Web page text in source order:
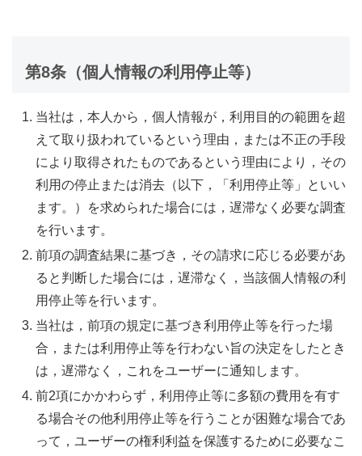
第8条（個人情報の利用停止等）
当社は，本人から，個人情報が，利用目的の範囲を超
えて取り扱われているという理由，または不正の手段
により取得されたものであるという理由により，その
利用の停止または消去（以下，「利用停止等」といい
ます。）を求められた場合には，遅滞なく必要な調査
を行います。
前項の調査結果に基づき，その請求に応じる必要があ
ると判断した場合には，遅滞なく，当該個人情報の利
用停止等を行います。
当社は，前項の規定に基づき利用停止等を行った場
合，または利用停止等を行わない旨の決定をしたとき
は，遅滞なく，これをユーザーに通知します。
前2項にかかわらず，利用停止等に多額の費用を有す
る場合その他利用停止等を行うことが困難な場合であ
って，ユーザーの権利利益を保護するために必要なこ